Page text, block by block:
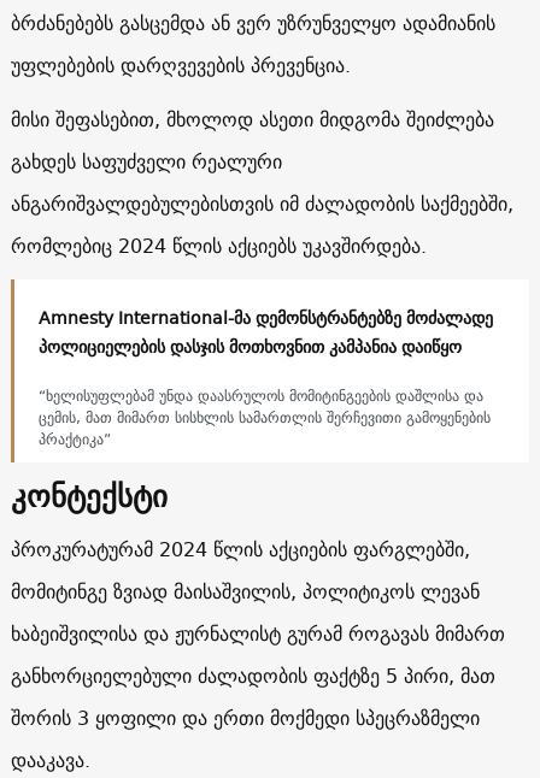
ბრძანებებს გასცემდა ან ვერ უზრუნველყო ადამიანის
უფლებების დარღვევების პრევენცია.
მისი შეფასებით, მხოლოდ ასეთი მიდგომა შეიძლება
გახდეს საფუძველი რეალური
ანგარიშვალდებულებისთვის იმ ძალადობის საქმეებში,
რომლებიც 2024 წლის აქციებს უკავშირდება.
Amnesty International-მა დემონსტრანტებზე მოძალადე
პოლიციელების დასჯის მოთხოვნით კამპანია დაიწყო
“ხელისუფლებამ უნდა დაასრულოს მომიტინგეების დაშლისა და
ცემის, მათ მიმართ სისხლის სამართლის შერჩევითი გამოყენების
პრაქტიკა”
კონტექსტი
პროკურატურამ 2024 წლის აქციების ფარგლებში,
მომიტინგე ზვიად მაისაშვილის, პოლიტიკოს ლევან
ხაბეიშვილისა და ჟურნალისტ გურამ როგავას მიმართ
განხორციელებული ძალადობის ფაქტზე 5 პირი, მათ
შორის 3 ყოფილი და ერთი მოქმედი სპეცრაზმელი
დააკავა.